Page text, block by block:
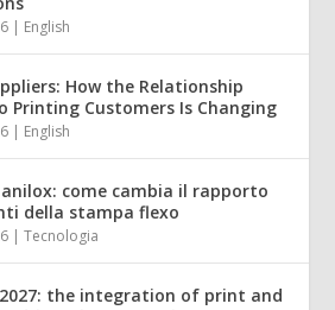
| English
How the Relationship
Printing Customers Is Changing
| English
come cambia il rapporto
della stampa flexo
|Tecnologia
the integration of print and